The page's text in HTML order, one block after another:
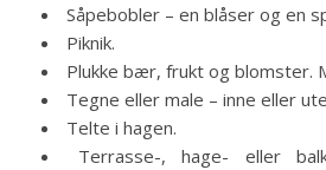
Såpebobler – en blåser og en
Piknik.
Plukke bær, frukt og blomster.
Tegne eller male – inne eller
Telte i hagen.
Terrasse-, hage- eller